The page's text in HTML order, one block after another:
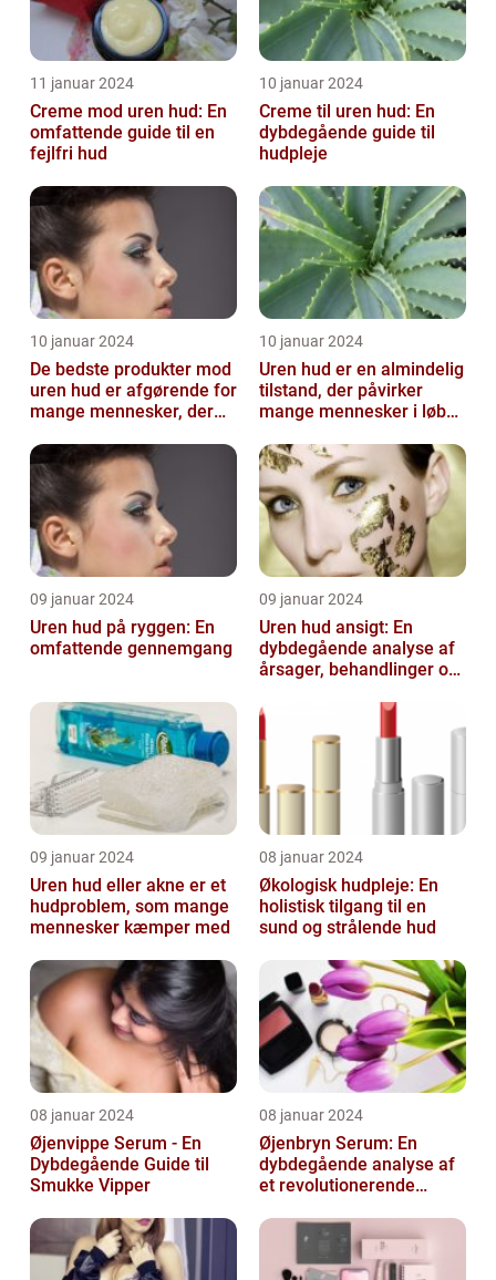
11 januar 2024
Creme mod uren hud: En
omfattende guide til en
fejlfri hud
10 januar 2024
Creme til uren hud: En
dybdegående guide til
hudpleje
10 januar 2024
De bedste produkter mod
uren hud er afgørende for
mange mennesker, der
almindelige hu...
10 januar 2024
Uren hud er en almindelig
tilstand, der påvirker
mange mennesker i løbet
09 januar 2024
Uren hud på ryggen: En
omfattende gennemgang
09 januar 2024
Uren hud ansigt: En
dybdegående analyse af
årsager, behandlinger og
09 januar 2024
Uren hud eller akne er et
hudproblem, som mange
mennesker kæmper med
08 januar 2024
Økologisk hudpleje: En
holistisk tilgang til en
sund og strålende hud
08 januar 2024
Øjenvippe Serum - En
Dybdegående Guide til
Smukke Vipper
08 januar 2024
Øjenbryn Serum: En
dybdegående analyse af
et revolutionerende